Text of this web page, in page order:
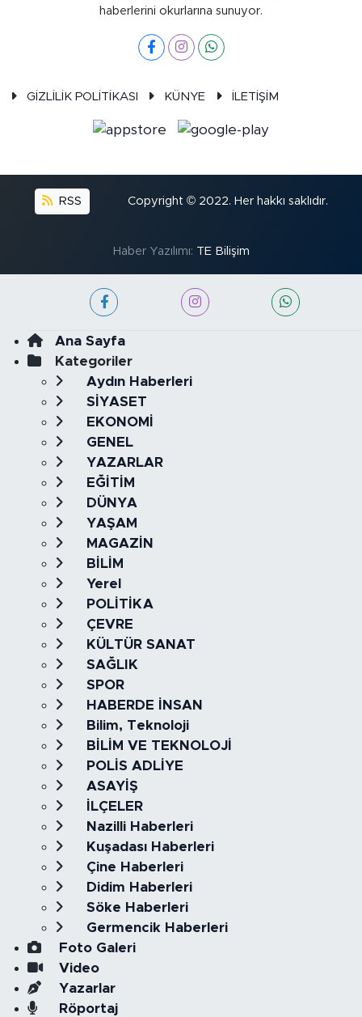
haberlerini okurlarına sunuyor.
GİZLİLİK POLİTİKASI KÜNYE İLETİŞİM
RSS Copyright © 2022. Her hakkı saklıdır.
Haber Yazılımı: TE Bilişim
Ana Sayfa
Kategoriler
Aydın Haberleri
SİYASET
EKONOMİ
GENEL
YAZARLAR
EĞİTİM
DÜNYA
YAŞAM
MAGAZİN
BİLİM
Yerel
POLİTİKA
ÇEVRE
KÜLTÜR SANAT
SAĞLIK
SPOR
HABERDE İNSAN
Bilim, Teknoloji
BİLİM VE TEKNOLOJİ
POLİS ADLİYE
ASAYİŞ
İLÇELER
Nazilli Haberleri
Kuşadası Haberleri
Çine Haberleri
Didim Haberleri
Söke Haberleri
Germencik Haberleri
Foto Galeri
Video
Yazarlar
Röportaj